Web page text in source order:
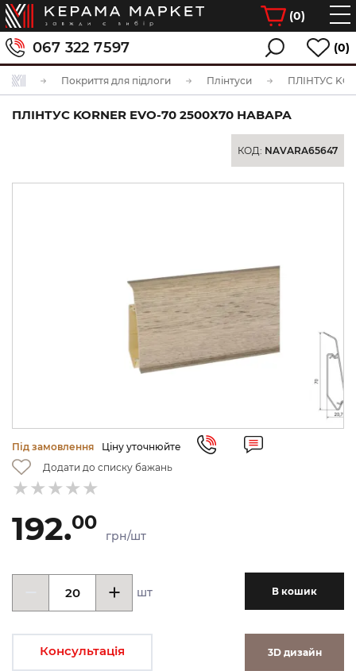
(0)
067 322 7597 (0)
Покриття для підлоги Плінтуси
ПЛІНТУС KORNER EVO-70 2500Х70 НАВАРА
КОД: NAVARA65647
Під замовлення
Ціну уточнюйте
Додати до списку бажань
192.00
грн/шт
шт В кошик
Консультація 3D дизайн